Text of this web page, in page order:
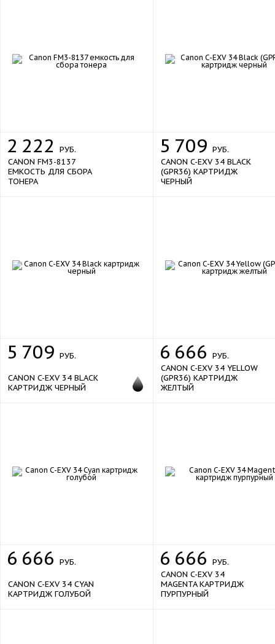
2 222
РУБ.
CANON FM3-8137
ЕМКОСТЬ ДЛЯ СБОРА
ТОНЕРА
5 709 РУБ.
CANON C-EXV 34 BLACK
(GPR36) КАРТРИДЖ
ЧЕРНЫЙ
5 709 РУБ.
CANON C-EXV 34 BLACK
КАРТРИДЖ ЧЕРНЫЙ
6 666 РУБ.
CANON C-EXV 34 YELLOW
(GPR36) КАРТРИДЖ
ЖЕЛТЫЙ
6 666 РУБ.
CANON C-EXV 34 CYAN
КАРТРИДЖ ГОЛУБОЙ
6 666 РУБ.
CANON C-EXV 34
MAGENTA КАРТРИДЖ
ПУРПУРНЫЙ